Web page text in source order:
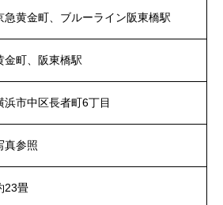
急黄金町、ブルーライン阪東橋駅
金町、阪東橋駅
浜市中区長者町6丁目
真参照
23畳